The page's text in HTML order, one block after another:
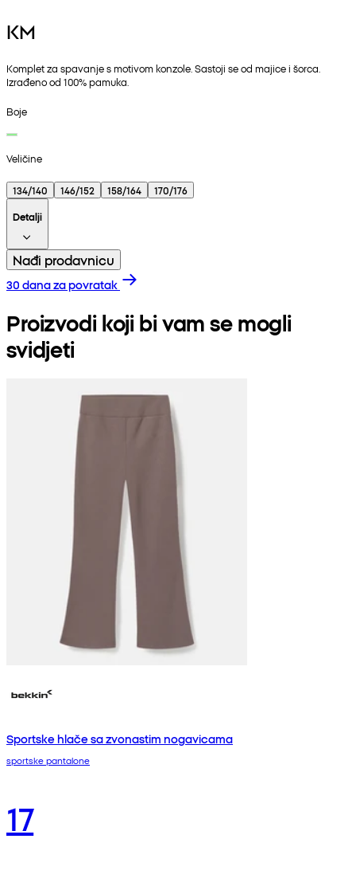
KM
Komplet za spavanje s motivom konzole. Sastoji se od majice i šorca.
Izrađeno od 100% pamuka.
Boje
Veličine
134/140 146/152 158/164
170/176
Detalji
Nađi prodavnicu
30 dana za povratak
Proizvodi koji bi vam se mogli
svidjeti
Sportske hlače sa zvonastim nogavicama
sportske pantalone
17